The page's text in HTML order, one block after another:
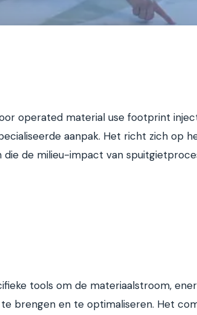
operated material use footprint
aanpak. Het richt zich op
de milieu-impact van
tools om de materiaalstroom,
brengen en te optimaliseren. Het